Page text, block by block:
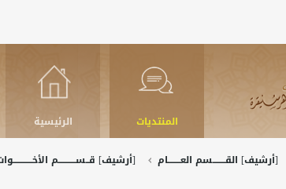
المنتديات الرئيسية
[أرشيف] القــــــــسم العــــــــام [أرشيف] قــســـــــــــم